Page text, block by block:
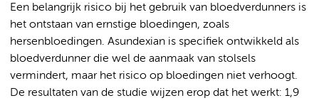
Een belangrijk risico bij het gebruik van bloedverdunners is
het ontstaan van ernstige bloedingen, zoals
hersenbloedingen. Asundexian is specifiek ontwikkeld als
bloedverdunner die wel de aanmaak van stolsels
vermindert, maar het risico op bloedingen niet verhoogt.
De resultaten van de studie wijzen erop dat het werkt: 1,9